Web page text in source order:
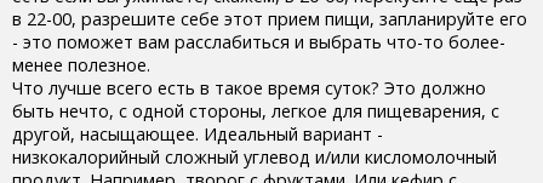
в 22-00, разрешите себе этот прием пищи, запланируйте его
- это поможет вам расслабиться и выбрать что-то более-
менее полезное.
Что лучше всего есть в такое время суток? Это должно
быть нечто, с одной стороны, легкое для пищеварения, с
другой, насыщающее. Идеальный вариант -
низкокалорийный сложный углевод и/или кисломолочный